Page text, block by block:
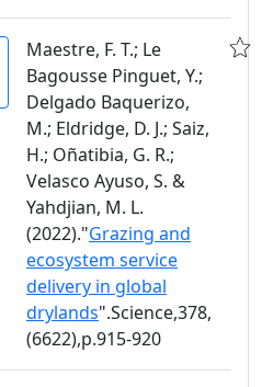
Maestre, F. T.; Le
Bagousse Pinguet, Y.;
Delgado Baquerizo,
M.; Eldridge, D. J.; Saiz,
H.; Oñatibia, G. R.;
Velasco Ayuso, S. &
Yahdjian, M. L.
(2022)."Grazing and
ecosystem service
delivery in global
drylands".Science,378,
(6622),p.915-920